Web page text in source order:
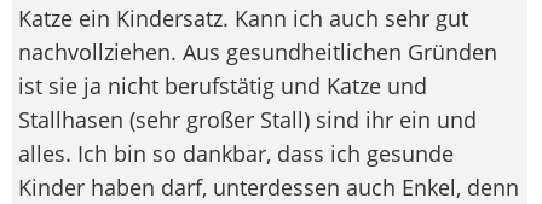
Katze ein Kindersatz. Kann ich auch sehr gut
nachvollziehen. Aus gesundheitlichen Gründen
ist sie ja nicht berufstätig und Katze und
Stallhasen (sehr großer Stall) sind ihr ein und
alles. Ich bin so dankbar, dass ich gesunde
Kinder haben darf, unterdessen auch Enkel, denn